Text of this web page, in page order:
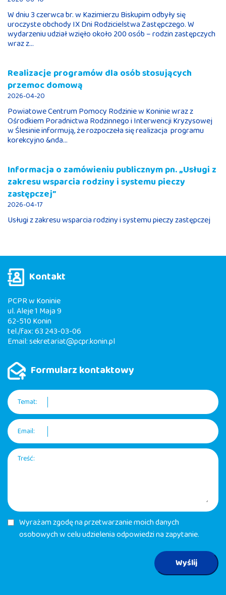
W dniu 3 czerwca br. w Kazimierzu Biskupim odbyły się
uroczyste obchody IX Dni Rodzicielstwa Zastępczego. W
wydarzeniu udział wzięło około 200 osób – rodzin zastępczych
wraz z...
Realizacje programów dla osób stosujących
przemoc domową
2026-04-20
Powiatowe Centrum Pomocy Rodzinie w Koninie wraz z
Ośrodkiem Poradnictwa Rodzinnego i Interwencji Kryzysowej
w Ślesinie informują, że rozpoczeła się realizacja programu
korekcyjno &nda...
Informacja o zamówieniu publicznym pn. „Usługi z
zakresu wsparcia rodziny i systemu pieczy
zastępczej”
2026-04-17
Usługi z zakresu wsparcia rodziny i systemu pieczy zastępczej
Kontakt
PCPR w Koninie
ul. Aleje 1 Maja 9
62-510 Konin
tel./fax: 63 243-03-06
Email:sekretariat@pcpr.konin.pl
Formularz kontaktowy
Temat:
Email:
Treść:
Wyrażam zgodę na przetwarzanie moich danych
osobowych w celu udzielenia odpowiedzi na zapytanie.
Wyślij